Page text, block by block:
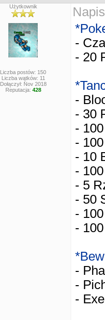
Użytkownik
Liczba postów: 150
Liczba wątków: 11
Dołączył: Nov 2018
Reputacja: 428
-
- 20
-
- 30
-
-
- 10
-
- 5
- 50
-
-
-
-
-